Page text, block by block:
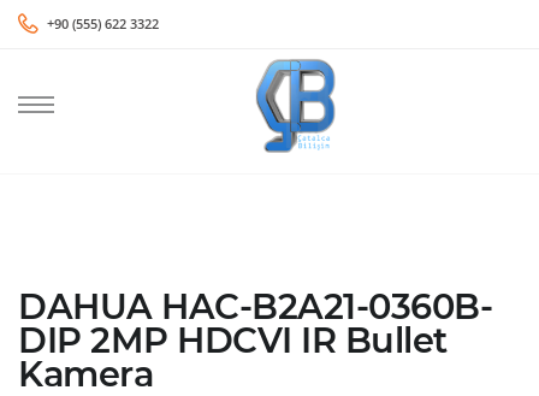
+90 (555) 622 3322
DAHUA HAC-B2A21-0360B-
DIP 2MP HDCVI IR Bullet
Kamera